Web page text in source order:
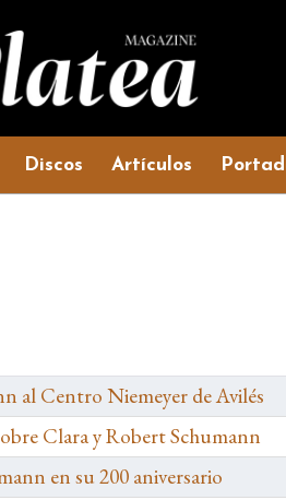
Discos Artículos
al Centro Niemeyer de Avilés
Clara y Robert Schumann
en su 200 aniversario